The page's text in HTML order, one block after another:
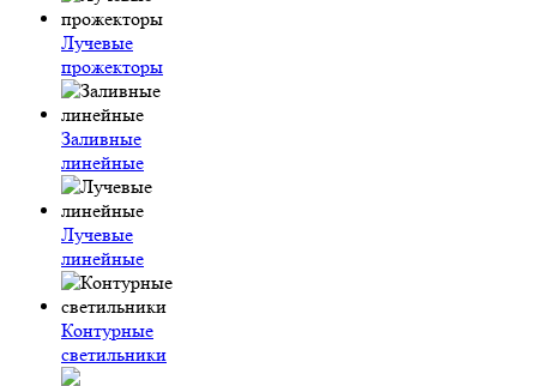
Лучевые
прожекторы
Заливные
линейные
Лучевые
линейные
Контурные
светильники